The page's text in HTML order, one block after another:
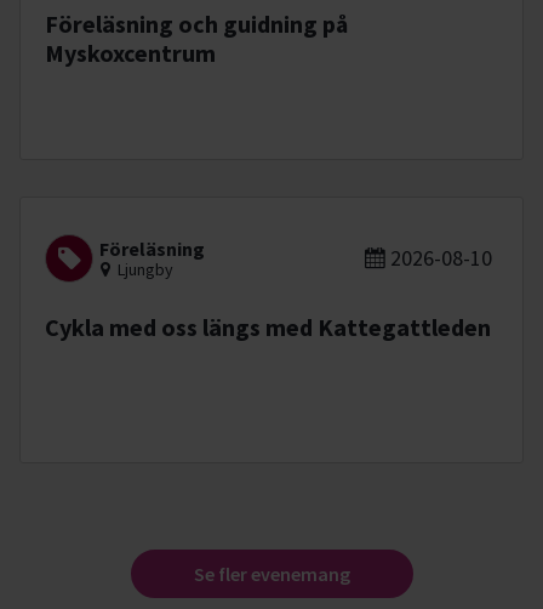
Föreläsning och guidning på
Myskoxcentrum
Föreläsning
Ljungby 2026-08-10
Cykla med oss längs med Kattegattleden
Se fler evenemang